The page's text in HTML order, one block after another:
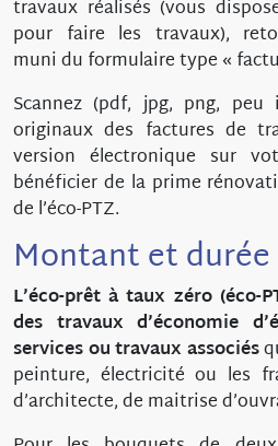
travaux réalisés (vous
pour faire les travaux),
muni du formulaire type «
Scannez (pdf, jpg, png,
originaux des factures de
version électronique sur
bénéficier de la prime
de l’éco-PTZ.
Montant et durée
L’éco-prêt à taux zéro (éco-
des travaux d’économie
services ou travaux associés
peinture, électricité ou les
d’architecte, de maitrise